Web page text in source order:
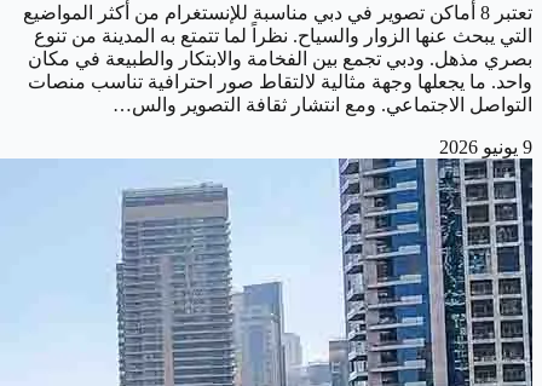
تعتبر 8 أماكن تصوير في دبي مناسبة للإنستغرام من أكثر المواضيع
التي يبحث عنها الزوار والسياح. نظراً لما تتمتع به المدينة من تنوع
بصري مذهل. ودبي تجمع بين الفخامة والابتكار والطبيعة في مكان
واحد. ما يجعلها وجهة مثالية لالتقاط صور احترافية تناسب منصات
التواصل الاجتماعي. ومع انتشار ثقافة التصوير والس…
9 يونيو 2026